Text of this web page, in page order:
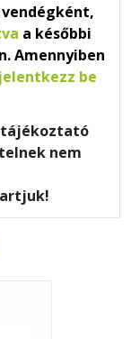
a későbbi
Amennyiben
jelentkezz be
tájékoztató
nem